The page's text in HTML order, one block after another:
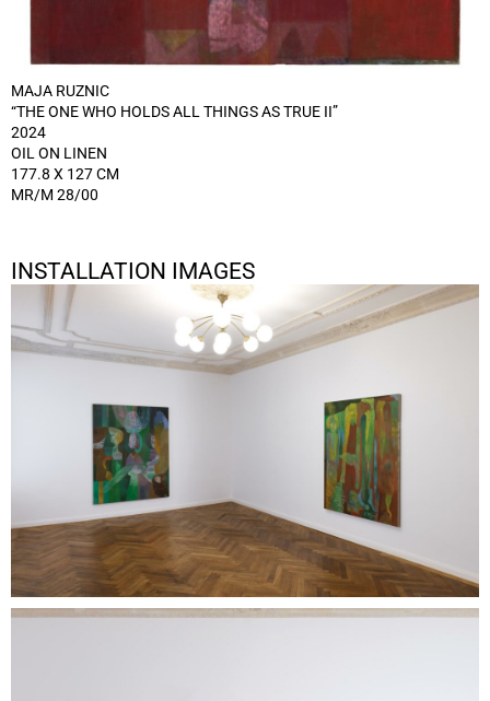
MAJA RUZNIC
“THE ONE WHO HOLDS ALL THINGS AS TRUE II”
2024
OIL ON LINEN
177.8 X 127 CM
MR/M 28/00
INSTALLATION IMAGES